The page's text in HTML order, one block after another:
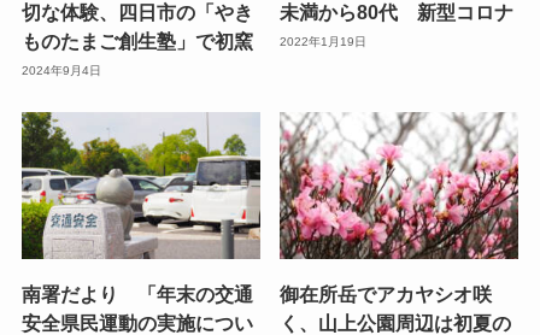
切な体験、四日市の「やき
ものたまご創生塾」で初窯
2024年9月4日
未満から80代 新型コロナ
2022年1月19日
南署だより 「年末の交通
安全県民運動の実施につい
御在所岳でアカヤシオ咲
く、山上公園周辺は初夏の